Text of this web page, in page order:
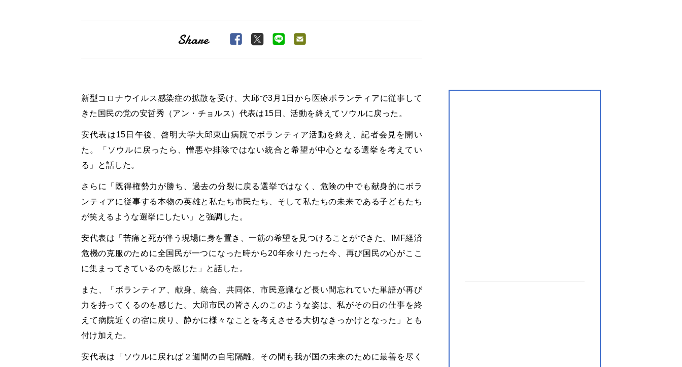
新型コロナウイルス感染症の拡散を受け、大邱で3月1日から医療ボランティアに従事して
きた国民の党の安哲秀（アン・チョルス）代表は15日、活動を終えてソウルに戻った。
安代表は15日午後、啓明大学大邱東山病院でボランティア活動を終え、記者会見を開い
た。「ソウルに戻ったら、憎悪や排除ではない統合と希望が中心となる選挙を考えてい
る」と話した。
さらに「既得権勢力が勝ち、過去の分裂に戻る選挙ではなく、危険の中でも献身的にボラ
ンティアに従事する本物の英雄と私たち市民たち、そして私たちの未来である子どもたち
が笑えるような選挙にしたい」と強調した。
安代表は「苦痛と死が伴う現場に身を置き、一筋の希望を見つけることができた。IMF経済
危機の克服のために全国民が一つになった時から20年余りたった今、再び国民の心がここ
に集まってきているのを感じた」と話した。
また、「ボランティア、献身、統合、共同体、市民意識など長い間忘れていた単語が再び
力を持ってくるのを感じた。大邱市民の皆さんのこのような姿は、私がその日の仕事を終
えて病院近くの宿に戻り、静かに様々なことを考えさせる大切なきっかけとなった」とも
付け加えた。
安代表は「ソウルに戻れば２週間の自宅隔離。その間も我が国の未来のために最善を尽く